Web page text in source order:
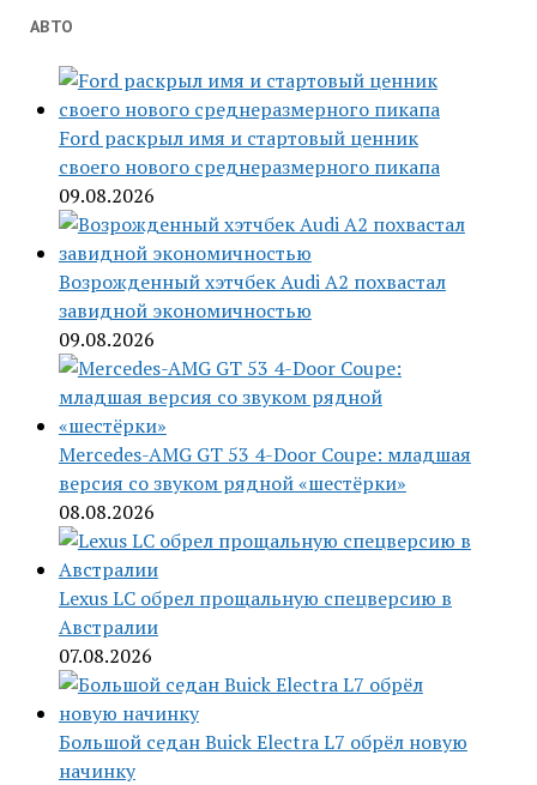
АВТО
Ford раскрыл имя и стартовый ценник
своего нового среднеразмерного пикапа
09.08.2026
Возрожденный хэтчбек Audi A2 похвастал
завидной экономичностью
09.08.2026
Mercedes-AMG GT 53 4-Door Coupe: младшая
версия со звуком рядной «шестёрки»
08.08.2026
Lexus LC обрел прощальную спецверсию в
Австралии
07.08.2026
Большой седан Buick Electra L7 обрёл новую
начинку